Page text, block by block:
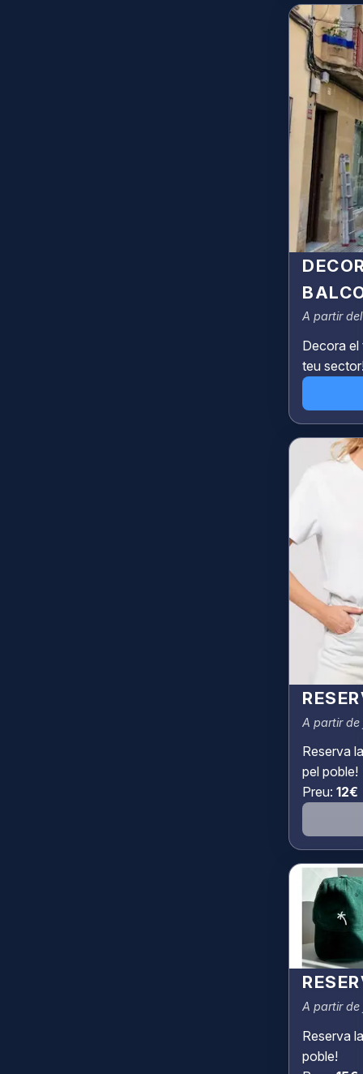
A partir
Decora el
teu
A partir de
Reserva
pel poble!
Preu: 12€
A partir de
Reserva
poble!